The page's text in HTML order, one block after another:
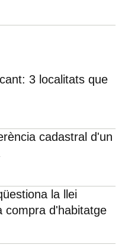
3 localitats que
cadastral d'un
la llei
compra d'habitatge